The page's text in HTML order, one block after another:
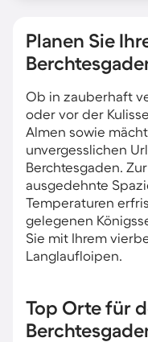
Planen Sie
Ob in zauberhaft
oder vor der
Almen sowie
unvergesslichen
Berchtesgaden.
ausgedehnte
Temperaturen
gelegenen
Sie mit Ihrem
Langlaufloipen.
Top Orte für